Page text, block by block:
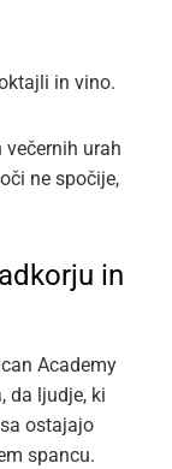
in vino.
urah
ne spočije,
in
Academy
da ljudje, ki
ostajajo
spancu.